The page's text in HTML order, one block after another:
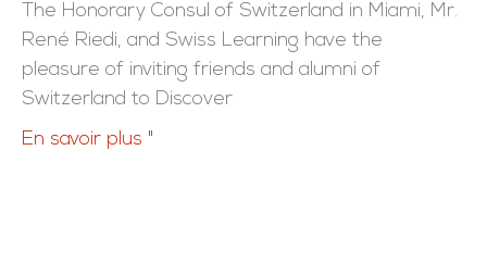
The Honorary Consul of Switzerland in Miami, Mr.
René Riedi, and Swiss Learning have the
pleasure of inviting friends and alumni of
Switzerland to Discover
En savoir plus "